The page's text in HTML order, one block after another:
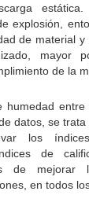
estática.
explosión,
de material
mayor
de la
humedad
datos, se
los
de
de
en todos